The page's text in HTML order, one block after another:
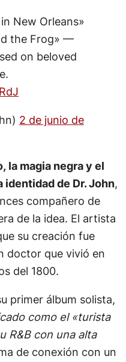
New Orleans»
the Frog» —
on beloved
2 de junio de
la magia negra y el
identidad de Dr. John,
compañero de
de la idea. El artista
su creación fue
doctor que vivió en
del 1800.
primer álbum solista,
como el «turista
R&B con una alta
de conexión con un